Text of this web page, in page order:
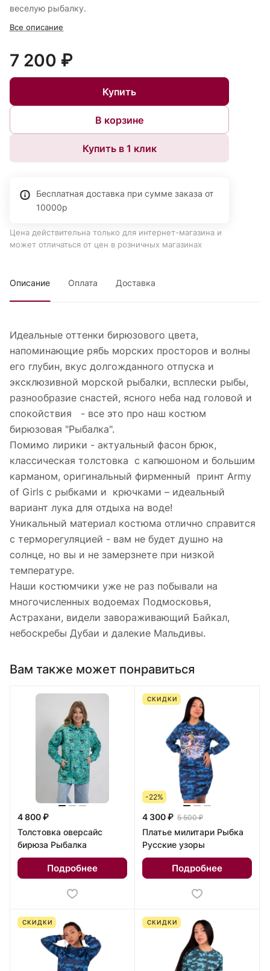
веселую рыбалку.
Все описание
7 200 ₽
Купить
В корзине
Купить в 1 клик
Бесплатная доставка при сумме заказа от
10000р
Цена действительна только для интернет-магазина и
может отличаться от цен в розничных магазинах
Описание Оплата Доставка
Идеальные оттенки бирюзового цвета,
напоминающие рябь морских просторов и волны
его глубин, вкус долгожданного отпуска и
эксклюзивной морской рыбалки, всплески рыбы,
разнообразие снастей, ясного неба над головой и
спокойствия - все это про наш костюм
бирюзовая "Рыбалка".
Помимо лирики - актуальный фасон брюк,
классическая толстовка с капюшоном и большим
карманом, оригинальный фирменный принт Army
of Girls с рыбками и крючками – идеальный
вариант лука для отдыха на воде!
Уникальный материал костюма отлично справится
с терморегуляцией - вам не будет душно на
солнце, но вы и не замерзнете при низкой
температуре.
Наши костюмчики уже не раз побывали на
многочисленных водоемах Подмосковья,
Астрахани, видели завораживающий Байкал,
небоскребы Дубаи и далекие Мальдивы.
Вам также может понравиться
4 800 ₽
Толстовка оверсайс
бирюза Рыбалка
Подробнее
СКИДКИ
-22%
4 300 ₽ 5 500 ₽
Платье милитари Рыбка
Русские узоры
Подробнее
СКИДКИ СКИДКИ